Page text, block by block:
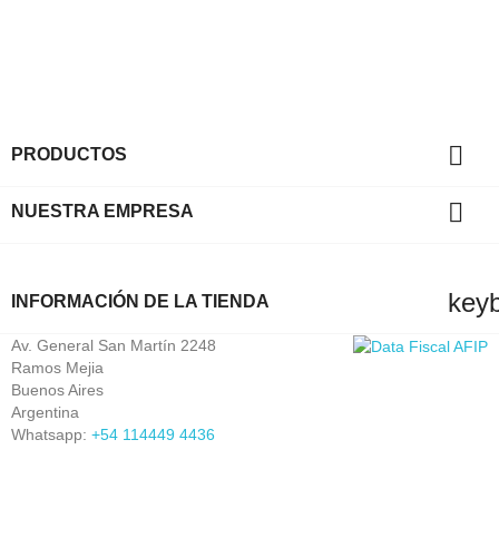
PRODUCTOS 
NUESTRA EMPRESA 
INFORMACIÓN DE LA TIENDA
Av. General San Martín 2248
Ramos Mejia
Buenos Aires
Argentina
Whatsapp: +54 114449 4436